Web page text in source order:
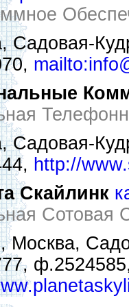
Садовая-
Садовая-
http://
Скайлинк
Сотовая
Москва,
ф.2524585,